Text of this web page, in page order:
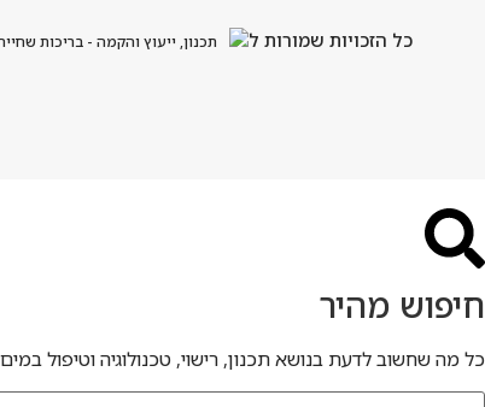
כל הזכויות שמורות ל תכנון, ייעוץ והקמה - בריכות
חיפוש מהיר
כל מה שחשוב לדעת בנושא תכנון, רישוי, טכנולוגיה וטיפול